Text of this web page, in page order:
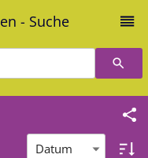
- Suche
Datum